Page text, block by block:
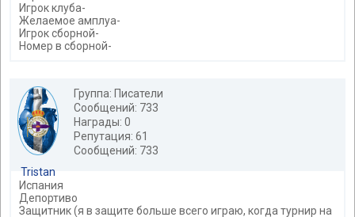
Игрок клуба-
Желаемое амплуа-
Игрок сборной-
Номер в сборной-
Tristan
Группа: Писатели
Сообщений: 733
Награды: 0
Репутация: 61
Сообщений: 733
Испания
Депортиво
Защитник (я в защите больше всего играю, когда турнир на